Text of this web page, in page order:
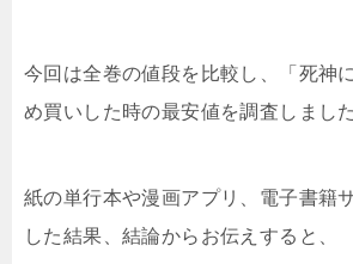
今回は全巻の値段を比較し、「死神
め買いした時の最安値を調査しました
紙の単行本や漫画アプリ、電子書籍
した結果、結論からお伝えすると、